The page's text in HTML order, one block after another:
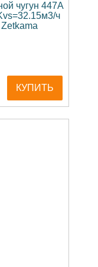
чугун 447A
ч
КУПИТЬ